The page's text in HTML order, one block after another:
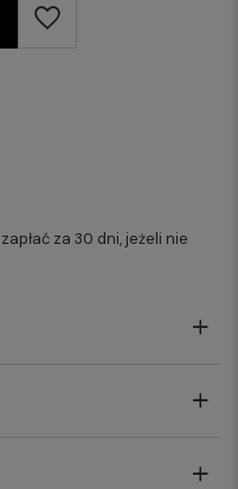
za 30 dni, jeżeli nie